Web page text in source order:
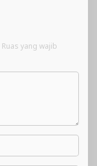
Ruas yang wajib